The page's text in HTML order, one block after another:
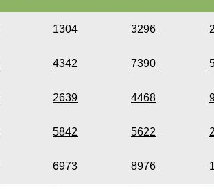
1304 3296
4342 7390
2639 4468
5842 5622
6973 8976